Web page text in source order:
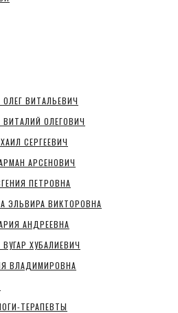
ВИТАЛЬЕВИЧ
ОЛЕГОВИЧ
СЕРГЕЕВИЧ
АРСЕНОВИЧ
ПЕТРОВНА
ЭЛЬВИРА ВИКТОРОВНА
АНДРЕЕВНА
ХУБАЛИЕВИЧ
ВЛАДИМИРОВНА
ТЕРАПЕВТЫ